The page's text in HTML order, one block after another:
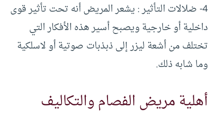
4- ضلالات التأثير : يشعر المريض أنه تحت تأثير قوى
داخلية أو خارجية ويصبح أسير هذه الأفكار التي
تختلف من أشعة ليزر إلى ذبذبات صوتية أو لاسلكية
وما شابه ذلك.
أهلية مريض الفصام والتكاليف